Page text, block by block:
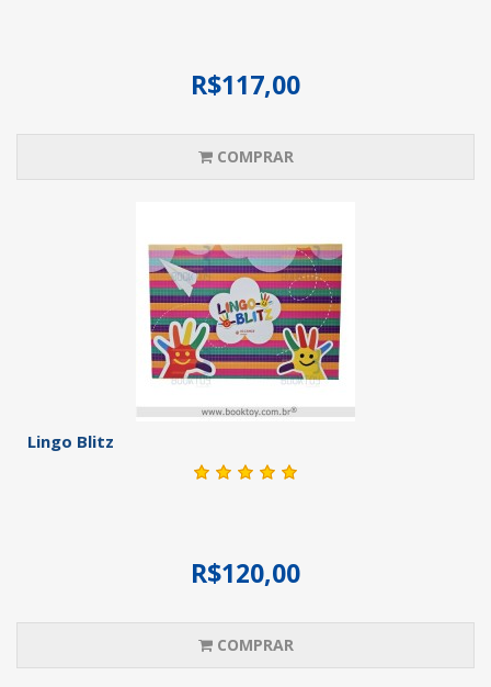
R$117,00
COMPRAR
Lingo Blitz
R$120,00
COMPRAR